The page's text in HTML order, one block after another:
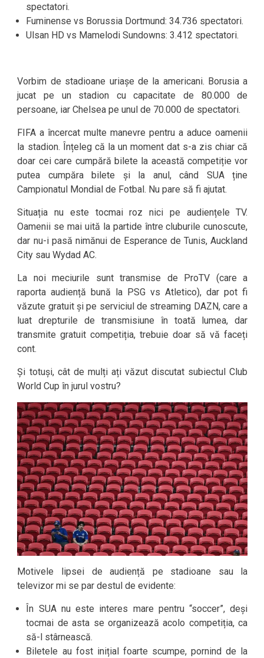
spectatori.
Fuminense vs Borussia Dortmund: 34.736 spectatori.
Ulsan HD vs Mamelodi Sundowns: 3.412 spectatori.
Vorbim de stadioane uriașe de la americani. Borusia a
jucat pe un stadion cu capacitate de 80.000 de
persoane, iar Chelsea pe unul de 70.000 de spectatori.
FIFA a încercat multe manevre pentru a aduce oamenii
la stadion. Înțeleg că la un moment dat s-a zis chiar că
doar cei care cumpără bilete la această competiție vor
putea cumpăra bilete și la anul, când SUA ține
Campionatul Mondial de Fotbal. Nu pare să fi ajutat.
Situația nu este tocmai roz nici pe audiențele TV.
Oamenii se mai uită la partide între cluburile cunoscute,
dar nu-i pasă nimănui de Esperance de Tunis, Auckland
City sau Wydad AC.
La noi meciurile sunt transmise de ProTV (care a
raporta audiență bună la PSG vs Atletico), dar pot fi
văzute gratuit și pe serviciul de streaming DAZN, care a
luat drepturile de transmisiune în toată lumea, dar
transmite gratuit competiția, trebuie doar să vă faceți
cont.
Și totuși, cât de mulți ați văzut discutat subiectul Club
World Cup în jurul vostru?
Motivele lipsei de audiență pe stadioane sau la
televizor mi se par destul de evidente:
În SUA nu este interes mare pentru “soccer”, deși
tocmai de asta se organizează acolo competiția, ca
să-l stârnească.
Biletele au fost inițial foarte scumpe, pornind de la